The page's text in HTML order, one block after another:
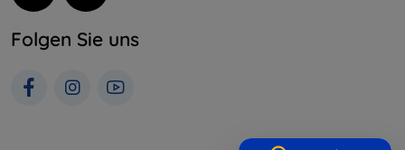
Folgen Sie uns